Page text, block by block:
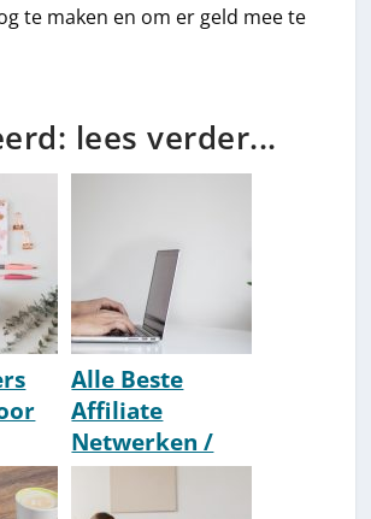
te maken en om er geld mee te
lees verder...
Alle Beste
Affiliate
Netwerken /
Programma's
Nederland